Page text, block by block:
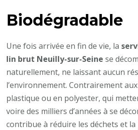
Biodégradable
Une fois arrivée en fin de vie, la
lin brut Neuilly-sur-Seine se
naturellement, ne laissant aucun
l’environnement. Contrairement
plastique ou en polyester, qui
voire des milliers d’années à se
contribue à réduire les déchets et